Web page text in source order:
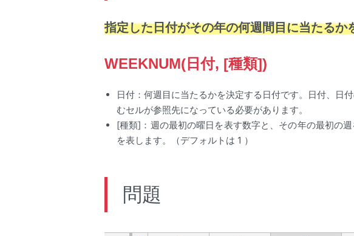
指定した日付がその年の何週間目に当たるか
WEEKNUM(日付, [種類])
日付：何週目に当たるかを決定する日付です。日付、日
むセルが参照先になっている必要があります。
[種類]：週の最初の曜日を表す数字と、その年の最初の
を表します。（デフォルトは 1 ）
問題